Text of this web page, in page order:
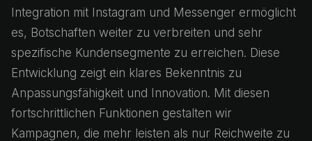
Integration mit Instagram und Messenger ermöglicht
es, Botschaften weiter zu verbreiten und sehr
spezifische Kundensegmente zu erreichen. Diese
Entwicklung zeigt ein klares Bekenntnis zu
Anpassungsfähigkeit und Innovation. Mit diesen
fortschrittlichen Funktionen gestalten wir
Kampagnen, die mehr leisten als nur Reichweite zu